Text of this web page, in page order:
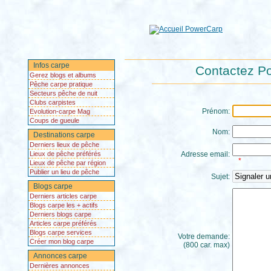
Infos carpe
Gerez blogs et albums
Pêche carpe pratique
Secteurs pêche de nuit
Clubs carpistes
Evolution-carpe Mag
Coups de gueule
Destinations carpe
Derniers lieux de pêche
Lieux de pêche préférés
Lieux de pêche par région
Publier un lieu de pêche
Blogs carpe
Derniers articles carpe
Blogs carpe les + actifs
Derniers blogs carpe
Articles carpe préférés
Blogs carpe services
Créer mon blog carpe
Annonces carpe
Dernières annonces
Contactez
Prénom:
Nom:
Adresse email:
*
Sujet:
Votre demande:
(800 car. max)